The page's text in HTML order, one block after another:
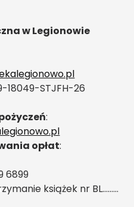
w Legionowie
18049-STJFH-26
:
opłat:
6899
książek nr BL………